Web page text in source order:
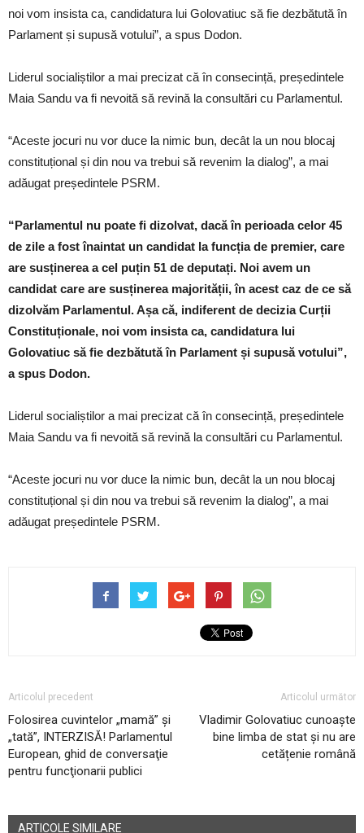
noi vom insista ca, candidatura lui Golovatiuc să fie dezbătută în
Parlament și supusă votului”, a spus Dodon.
Liderul socialiștilor a mai precizat că în consecință, președintele
Maia Sandu va fi nevoită să revină la consultări cu Parlamentul.
“Aceste jocuri nu vor duce la nimic bun, decât la un nou blocaj
constituțional și din nou va trebui să revenim la dialog”, a mai
adăugat președintele PSRM.
“Parlamentul nu poate fi dizolvat, dacă în perioada celor 45
de zile a fost înaintat un candidat la funcția de premier, care
are susținerea a cel puțin 51 de deputați. Noi avem un
candidat care are susținerea majorității, în acest caz de ce să
dizolvăm Parlamentul. Așa că, indiferent de decizia Curții
Constituționale, noi vom insista ca, candidatura lui
Golovatiuc să fie dezbătută în Parlament și supusă votului”,
a spus Dodon.
Liderul socialiștilor a mai precizat că în consecință, președintele
Maia Sandu va fi nevoită să revină la consultări cu Parlamentul.
“Aceste jocuri nu vor duce la nimic bun, decât la un nou blocaj
constituțional și din nou va trebui să revenim la dialog”, a mai
adăugat președintele PSRM.
Articolul precedent
Folosirea cuvintelor „mamă” şi
„tată”, INTERZISĂ! Parlamentul
European, ghid de conversaţie
pentru funcţionarii publici
Articolul următor
Vladimir Golovatiuc cunoaște
bine limba de stat și nu are
cetățenie română
ARTICOLE SIMILARE